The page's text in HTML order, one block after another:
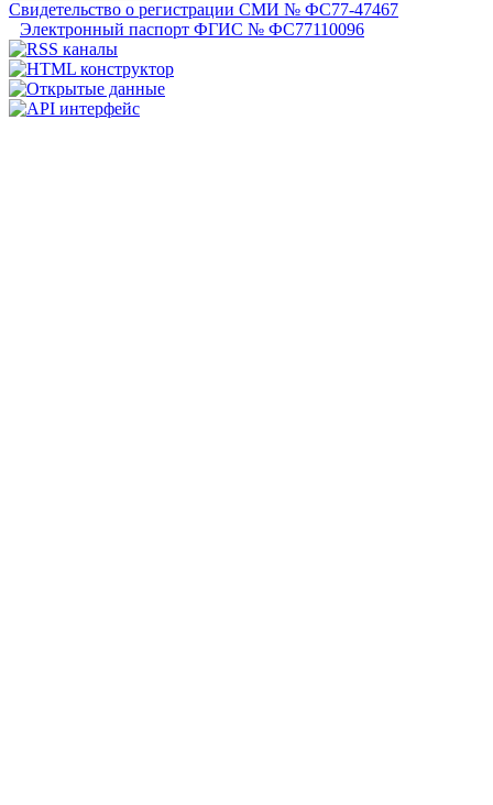
Свидетельство о регистрации СМИ № ФС77-47467
Электронный паспорт ФГИС № ФС77110096